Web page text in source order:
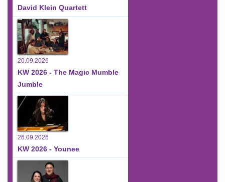
David Klein Quartett
20.09.2026
KW 2026 - The Magic Mumble
Jumble
26.09.2026
KW 2026 - Younee